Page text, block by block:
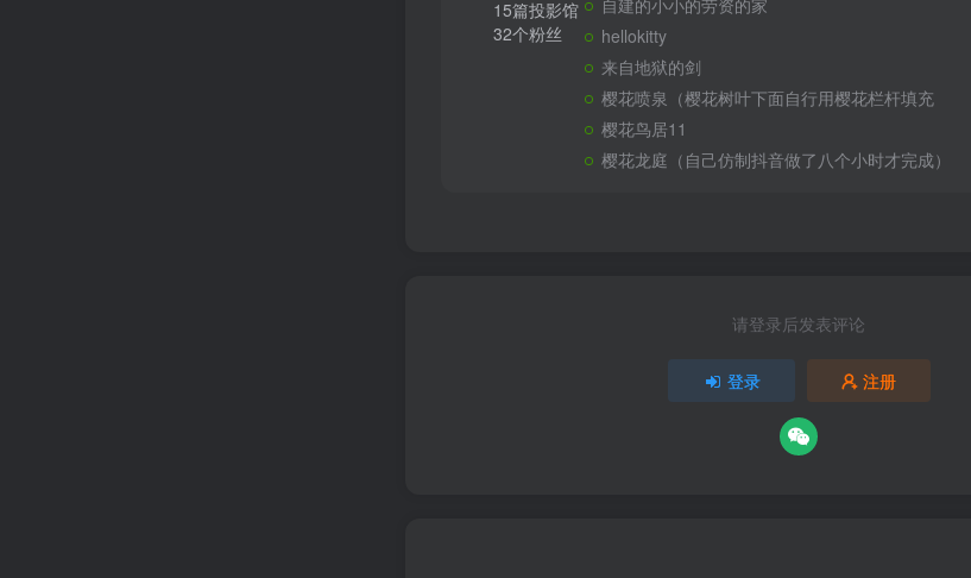
15篇投影馆
32个粉丝
自建的小小的劳资的家
hellokitty
来自地狱的剑
樱花喷泉（樱花树叶下面自行用樱花栏杆填充
樱花鸟居11
樱花龙庭（自己仿制抖音做了八个小时才完成）
请登录后发表评论
登录 注册